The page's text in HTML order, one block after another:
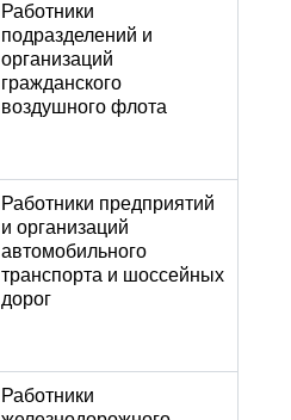
Работники
подразделений и
организаций
гражданского
воздушного флота
Работники предприятий
и организаций
автомобильного
транспорта и шоссейных
дорог
Работники